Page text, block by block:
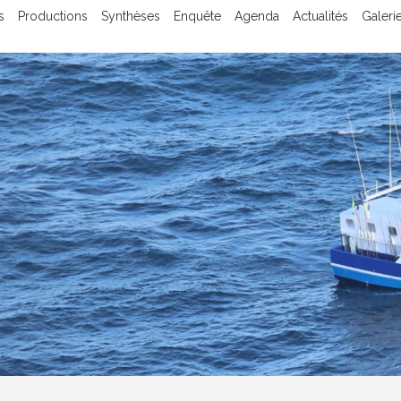
Productions Synthèses Enquête Agenda Actualités